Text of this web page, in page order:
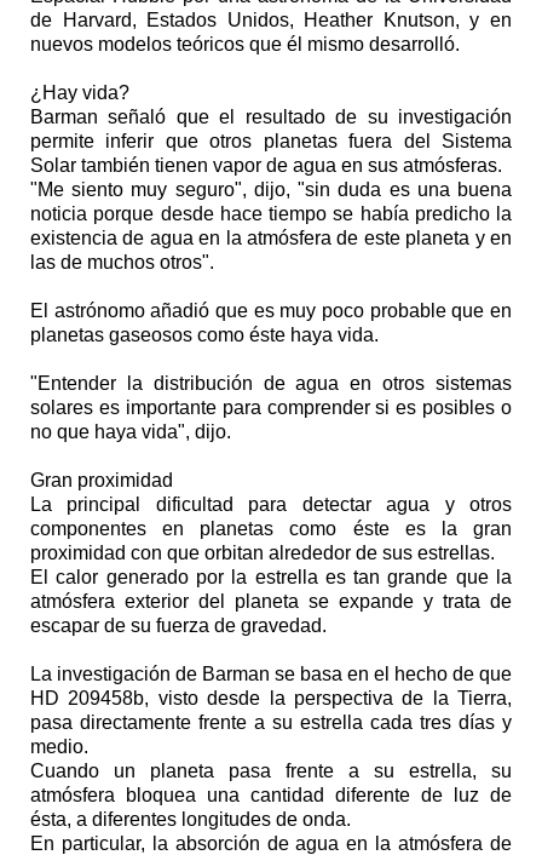
de Harvard, Estados Unidos, Heather Knutson, y en
nuevos modelos teóricos que él mismo desarrolló.
¿Hay vida?
Barman señaló que el resultado de su investigación
permite inferir que otros planetas fuera del Sistema
Solar también tienen vapor de agua en sus atmósferas.
"Me siento muy seguro", dijo, "sin duda es una buena
noticia porque desde hace tiempo se había predicho la
existencia de agua en la atmósfera de este planeta y en
las de muchos otros".
El astrónomo añadió que es muy poco probable que en
planetas gaseosos como éste haya vida.
"Entender la distribución de agua en otros sistemas
solares es importante para comprender si es posibles o
no que haya vida", dijo.
Gran proximidad
La principal dificultad para detectar agua y otros
componentes en planetas como éste es la gran
proximidad con que orbitan alrededor de sus estrellas.
El calor generado por la estrella es tan grande que la
atmósfera exterior del planeta se expande y trata de
escapar de su fuerza de gravedad.
La investigación de Barman se basa en el hecho de que
HD 209458b, visto desde la perspectiva de la Tierra,
pasa directamente frente a su estrella cada tres días y
medio.
Cuando un planeta pasa frente a su estrella, su
atmósfera bloquea una cantidad diferente de luz de
ésta, a diferentes longitudes de onda.
En particular, la absorción de agua en la atmósfera de